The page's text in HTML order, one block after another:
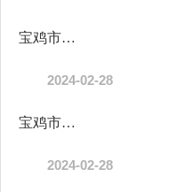
宝鸡市陈仓区2024年部门所属单位预算公开目录
2024-02-28
宝鸡市陈仓区2024年部门综合预算公开目录
2024-02-28